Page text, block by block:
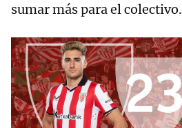
sumar más para el colectivo.